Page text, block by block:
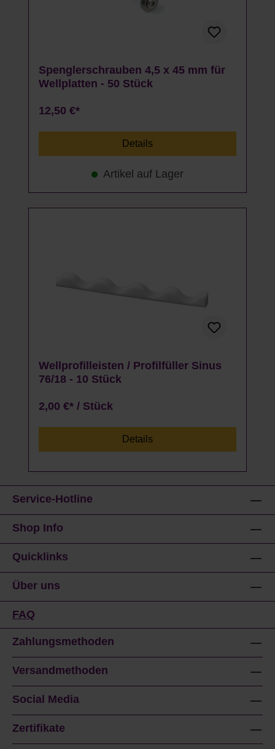
Spenglerschrauben 4,5 x 45 mm für
Wellplatten - 50 Stück
12,50 €*
Details
Artikel auf Lager
Wellprofilleisten / Profilfüller Sinus
76/18 - 10 Stück
2,00 €* / Stück
Details
Service-Hotline
Shop Info
Quicklinks
Über uns
FAQ
Zahlungsmethoden
Versandmethoden
Social Media
Zertifikate